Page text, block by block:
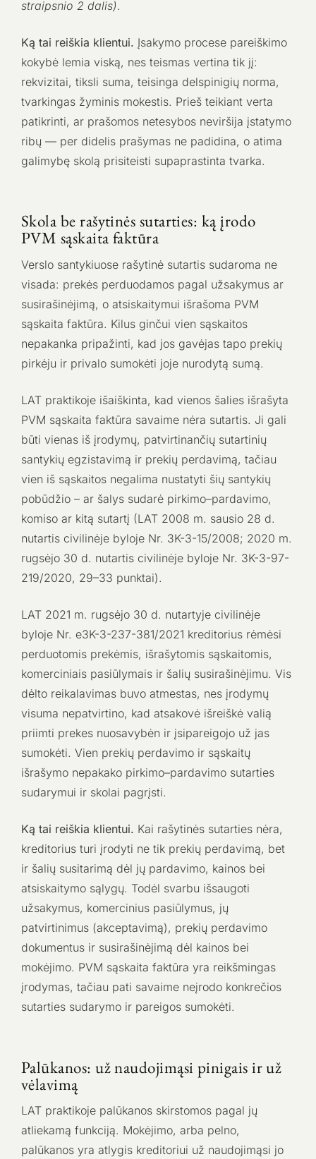
straipsnio 2 dalis).
Ką tai reiškia klientui. Įsakymo procese pareiškimo
kokybė lemia viską, nes teismas vertina tik jį:
rekvizitai, tiksli suma, teisinga delspinigių norma,
tvarkingas žyminis mokestis. Prieš teikiant verta
patikrinti, ar prašomos netesybos neviršija įstatymo
ribų — per didelis prašymas ne padidina, o atima
galimybę skolą prisiteisti supaprastinta tvarka.
Skola be rašytinės sutarties: ką įrodo
PVM sąskaita faktūra
Verslo santykiuose rašytinė sutartis sudaroma ne
visada: prekės perduodamos pagal užsakymus ar
susirašinėjimą, o atsiskaitymui išrašoma PVM
sąskaita faktūra. Kilus ginčui vien sąskaitos
nepakanka pripažinti, kad jos gavėjas tapo prekių
pirkėju ir privalo sumokėti joje nurodytą sumą.
LAT praktikoje išaiškinta, kad vienos šalies išrašyta
PVM sąskaita faktūra savaime nėra sutartis. Ji gali
būti vienas iš įrodymų, patvirtinančių sutartinių
santykių egzistavimą ir prekių perdavimą, tačiau
vien iš sąskaitos negalima nustatyti šių santykių
pobūdžio – ar šalys sudarė pirkimo–pardavimo,
komiso ar kitą sutartį (LAT 2008 m. sausio 28 d.
nutartis civilinėje byloje Nr. 3K-3-15/2008; 2020 m.
rugsėjo 30 d. nutartis civilinėje byloje Nr. 3K-3-97-
219/2020, 29–33 punktai).
LAT 2021 m. rugsėjo 30 d. nutartyje civilinėje
byloje Nr. e3K-3-237-381/2021 kreditorius rėmėsi
perduotomis prekėmis, išrašytomis sąskaitomis,
komerciniais pasiūlymais ir šalių susirašinėjimu. Vis
dėlto reikalavimas buvo atmestas, nes įrodymų
visuma nepatvirtino, kad atsakovė išreiškė valią
priimti prekes nuosavybėn ir įsipareigojo už jas
sumokėti. Vien prekių perdavimo ir sąskaitų
išrašymo nepakako pirkimo–pardavimo sutarties
sudarymui ir skolai pagrįsti.
Ką tai reiškia klientui. Kai rašytinės sutarties nėra,
kreditorius turi įrodyti ne tik prekių perdavimą, bet
ir šalių susitarimą dėl jų pardavimo, kainos bei
atsiskaitymo sąlygų. Todėl svarbu išsaugoti
užsakymus, komercinius pasiūlymus, jų
patvirtinimus (akceptavimą), prekių perdavimo
dokumentus ir susirašinėjimą dėl kainos bei
mokėjimo. PVM sąskaita faktūra yra reikšmingas
įrodymas, tačiau pati savaime neįrodo konkrečios
sutarties sudarymo ir pareigos sumokėti.
Palūkanos: už naudojimąsi pinigais ir už
vėlavimą
LAT praktikoje palūkanos skirstomos pagal jų
atliekamą funkciją. Mokėjimo, arba pelno,
palūkanos yra atlygis kreditoriui už naudojimąsi jo